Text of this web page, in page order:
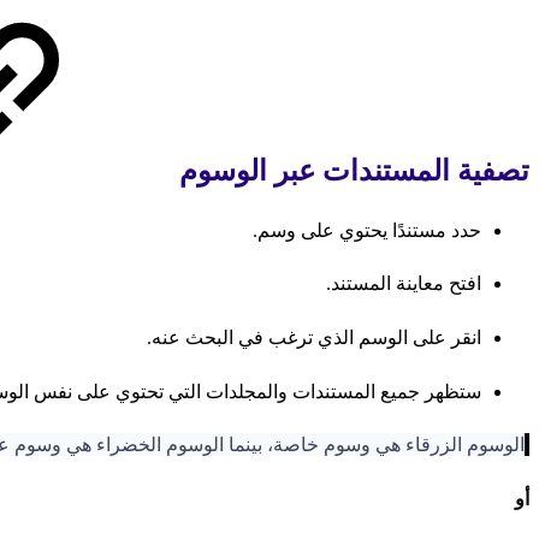
تصفية المستندات عبر الوسوم
حدد مستندًا يحتوي على وسم.
افتح معاينة المستند.
انقر على الوسم الذي ترغب في البحث عنه.
ستظهر جميع المستندات والمجلدات التي تحتوي على نفس
الوسوم الزرقاء هي وسوم خاصة، بينما الوسوم الخضراء هي وسوم
أو